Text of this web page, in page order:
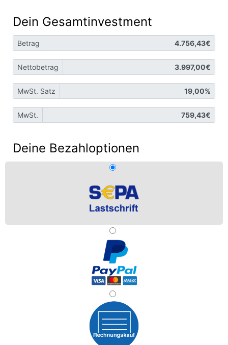
Dein Gesamtinvestment
Betrag
Nettobetrag
MwSt. Satz
MwSt.
Deine Bezahloptionen